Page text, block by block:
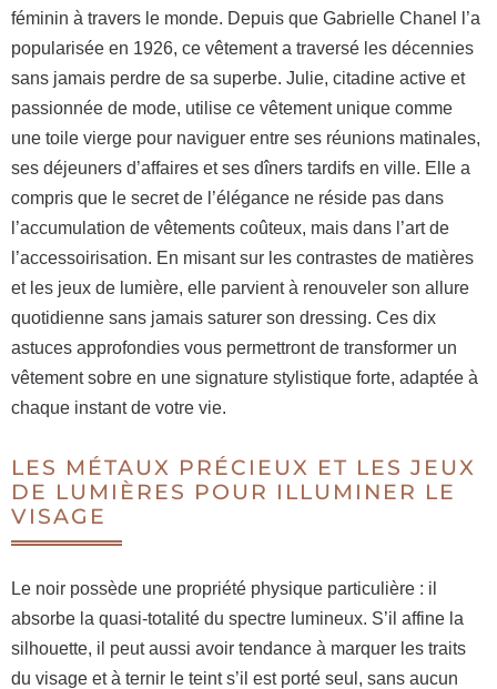
féminin à travers le monde. Depuis que Gabrielle Chanel l’a
popularisée en 1926, ce vêtement a traversé les décennies
sans jamais perdre de sa superbe. Julie, citadine active et
passionnée de mode, utilise ce vêtement unique comme
une toile vierge pour naviguer entre ses réunions matinales,
ses déjeuners d’affaires et ses dîners tardifs en ville. Elle a
compris que le secret de l’élégance ne réside pas dans
l’accumulation de vêtements coûteux, mais dans l’art de
l’accessoirisation. En misant sur les contrastes de matières
et les jeux de lumière, elle parvient à renouveler son allure
quotidienne sans jamais saturer son dressing. Ces dix
astuces approfondies vous permettront de transformer un
vêtement sobre en une signature stylistique forte, adaptée à
chaque instant de votre vie.
LES MÉTAUX PRÉCIEUX ET LES JEUX
DE LUMIÈRES POUR ILLUMINER LE
VISAGE
Le noir possède une propriété physique particulière : il
absorbe la quasi-totalité du spectre lumineux. S’il affine la
silhouette, il peut aussi avoir tendance à marquer les traits
du visage et à ternir le teint s’il est porté seul, sans aucun